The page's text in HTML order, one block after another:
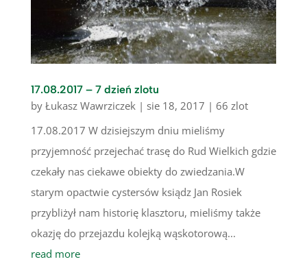
17.08.2017 – 7 dzień zlotu
by Łukasz Wawrziczek| sie 18, 2017 | 66 zlot
17.08.2017 W dzisiejszym dniu mieliśmy
przyjemność przejechać trasę do Rud Wielkich gdzie
czekały nas ciekawe obiekty do zwiedzania.W
starym opactwie cystersów ksiądz Jan Rosiek
przybliżył nam historię klasztoru, mieliśmy także
okazję do przejazdu kolejką wąskotorową...
read more